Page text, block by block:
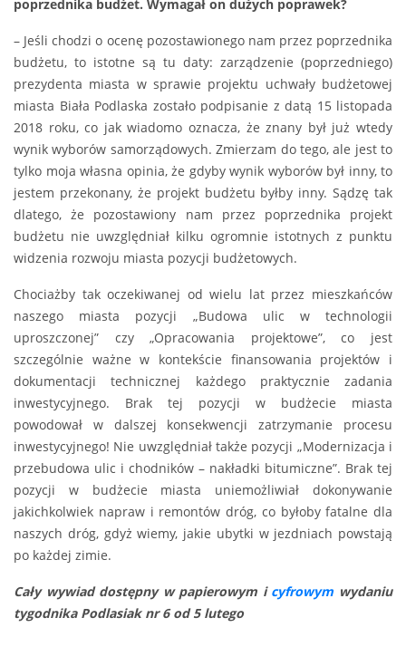
poprzednika budżet. Wymagał on dużych poprawek?
– Jeśli chodzi o ocenę pozostawionego nam przez poprzednika
budżetu, to istotne są tu daty: zarządzenie (poprzedniego)
prezydenta miasta w sprawie projektu uchwały budżetowej
miasta Biała Podlaska zostało podpisanie z datą 15 listopada
2018 roku, co jak wiadomo oznacza, że znany był już wtedy
wynik wyborów samorządowych. Zmierzam do tego, ale jest to
tylko moja własna opinia, że gdyby wynik wyborów był inny, to
jestem przekonany, że projekt budżetu byłby inny. Sądzę tak
dlatego, że pozostawiony nam przez poprzednika projekt
budżetu nie uwzględniał kilku ogromnie istotnych z punktu
widzenia rozwoju miasta pozycji budżetowych.
Chociażby tak oczekiwanej od wielu lat przez mieszkańców
naszego miasta pozycji „Budowa ulic w technologii
uproszczonej” czy „Opracowania projektowe”, co jest
szczególnie ważne w kontekście finansowania projektów i
dokumentacji technicznej każdego praktycznie zadania
inwestycyjnego. Brak tej pozycji w budżecie miasta
powodował w dalszej konsekwencji zatrzymanie procesu
inwestycyjnego! Nie uwzględniał także pozycji „Modernizacja i
przebudowa ulic i chodników – nakładki bitumiczne”. Brak tej
pozycji w budżecie miasta uniemożliwiał dokonywanie
jakichkolwiek napraw i remontów dróg, co byłoby fatalne dla
naszych dróg, gdyż wiemy, jakie ubytki w jezdniach powstają
po każdej zimie.
Cały wywiad dostępny w papierowym i cyfrowym wydaniu
tygodnika Podlasiak nr 6 od 5 lutego